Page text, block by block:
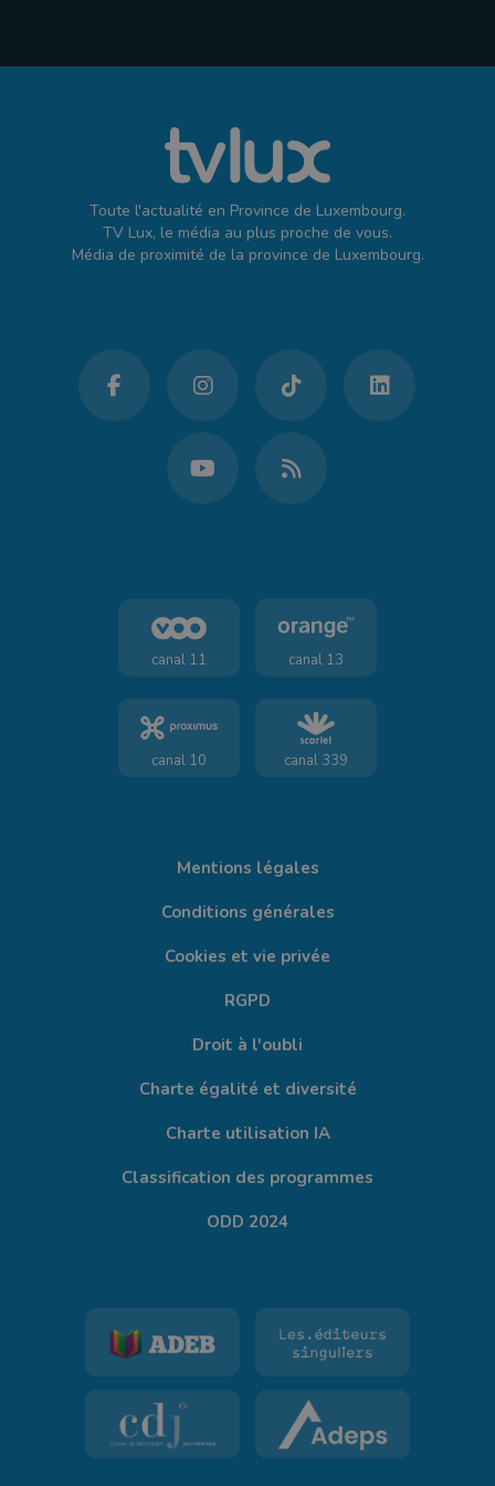
Toute l'actualité en Province de Luxembourg.
TV Lux, le média au plus proche de vous.
Média de proximité de la province de Luxembourg.
canal 11 canal 13
canal 10 canal 339
Mentions légales
Conditions générales
Cookies et vie privée
RGPD
Droit à l'oubli
Charte égalité et diversité
Charte utilisation IA
Classification des programmes
ODD 2024